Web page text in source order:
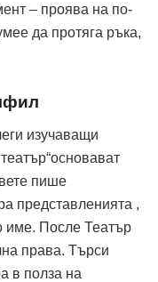
– проява на по-
да протяга ръка,
изучаващи
пише
представленията ,
име. После Театър
права. Търси
в полза на